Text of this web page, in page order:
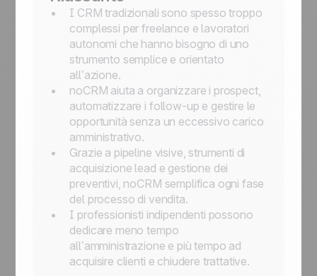
I CRM tradizionali sono spesso troppo
complessi per freelance e lavoratori
autonomi che hanno bisogno di uno
strumento semplice e orientato
all’azione.
noCRM aiuta a organizzare i prospect,
automatizzare i follow-up e gestire le
opportunità senza un eccessivo carico
amministrativo.
Grazie a pipeline visive, strumenti di
acquisizione lead e gestione dei
preventivi, noCRM semplifica ogni fase
del processo di vendita.
I professionisti indipendenti possono
dedicare meno tempo
all’amministrazione e più tempo ad
acquisire clienti e chiudere trattative.